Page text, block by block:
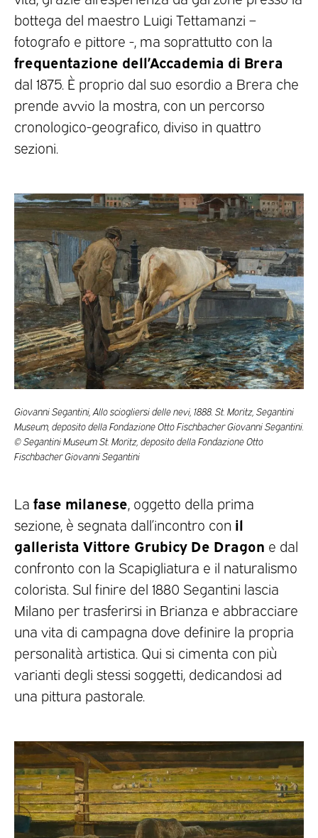
bottega del maestro Luigi Tettamanzi –
fotografo e pittore -, ma soprattutto con la
frequentazione dell’Accademia di Brera
dal 1875. È proprio dal suo esordio a Brera che
prende avvio la mostra, con un percorso
cronologico-geografico, diviso in quattro
sezioni.
Giovanni Segantini, Allo sciogliersi delle nevi, 1888. St. Moritz, Segantini
Museum, deposito della Fondazione Otto Fischbacher Giovanni Segantini.
© Segantini Museum St. Moritz, deposito della Fondazione Otto
Fischbacher Giovanni Segantini
La fase milanese, oggetto della prima
sezione, è segnata dall’incontro con il
gallerista Vittore Grubicy De Dragon e dal
confronto con la Scapigliatura e il naturalismo
colorista. Sul finire del 1880 Segantini lascia
Milano per trasferirsi in Brianza e abbracciare
una vita di campagna dove definire la propria
personalità artistica. Qui si cimenta con più
varianti degli stessi soggetti, dedicandosi ad
una pittura pastorale.